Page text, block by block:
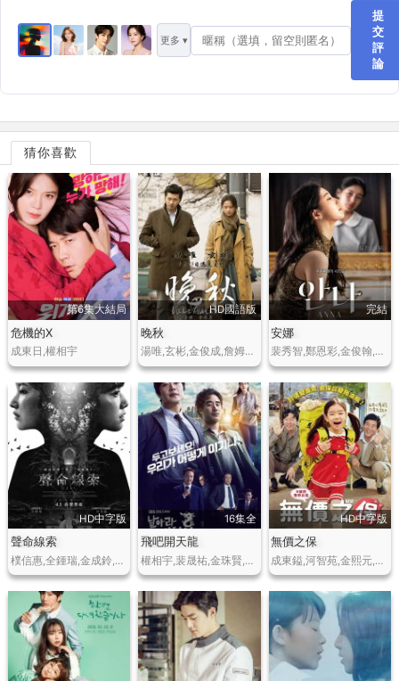
更多 ▾
提
交
評
論
猜你喜歡
第6集大結局
危機的X
成東日,權相宇
HD國語版
晚秋
湯唯,玄彬,金俊成,詹姆斯·C·伯恩斯
完結
安娜
裴秀智,鄭恩彩,金俊翰,樸藝榮
HD中字版
聲命線索
樸信惠,全鍾瑞,金成鈴,李艾,李東輝,樸浩山,吳政世
16集全
飛吧開天龍
權相宇,裴晟祐,金珠賢,鄭雄仁,金甲洙,金應洙,趙成夏
HD中字版
無價之保
成東鎰,河智苑,金熙元,樸昭怡